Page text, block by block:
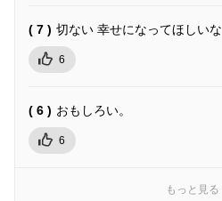
( 7 ) 切ない 幸せになってほしいな
6
( 6 ) おもしろい。
6
もっと見る